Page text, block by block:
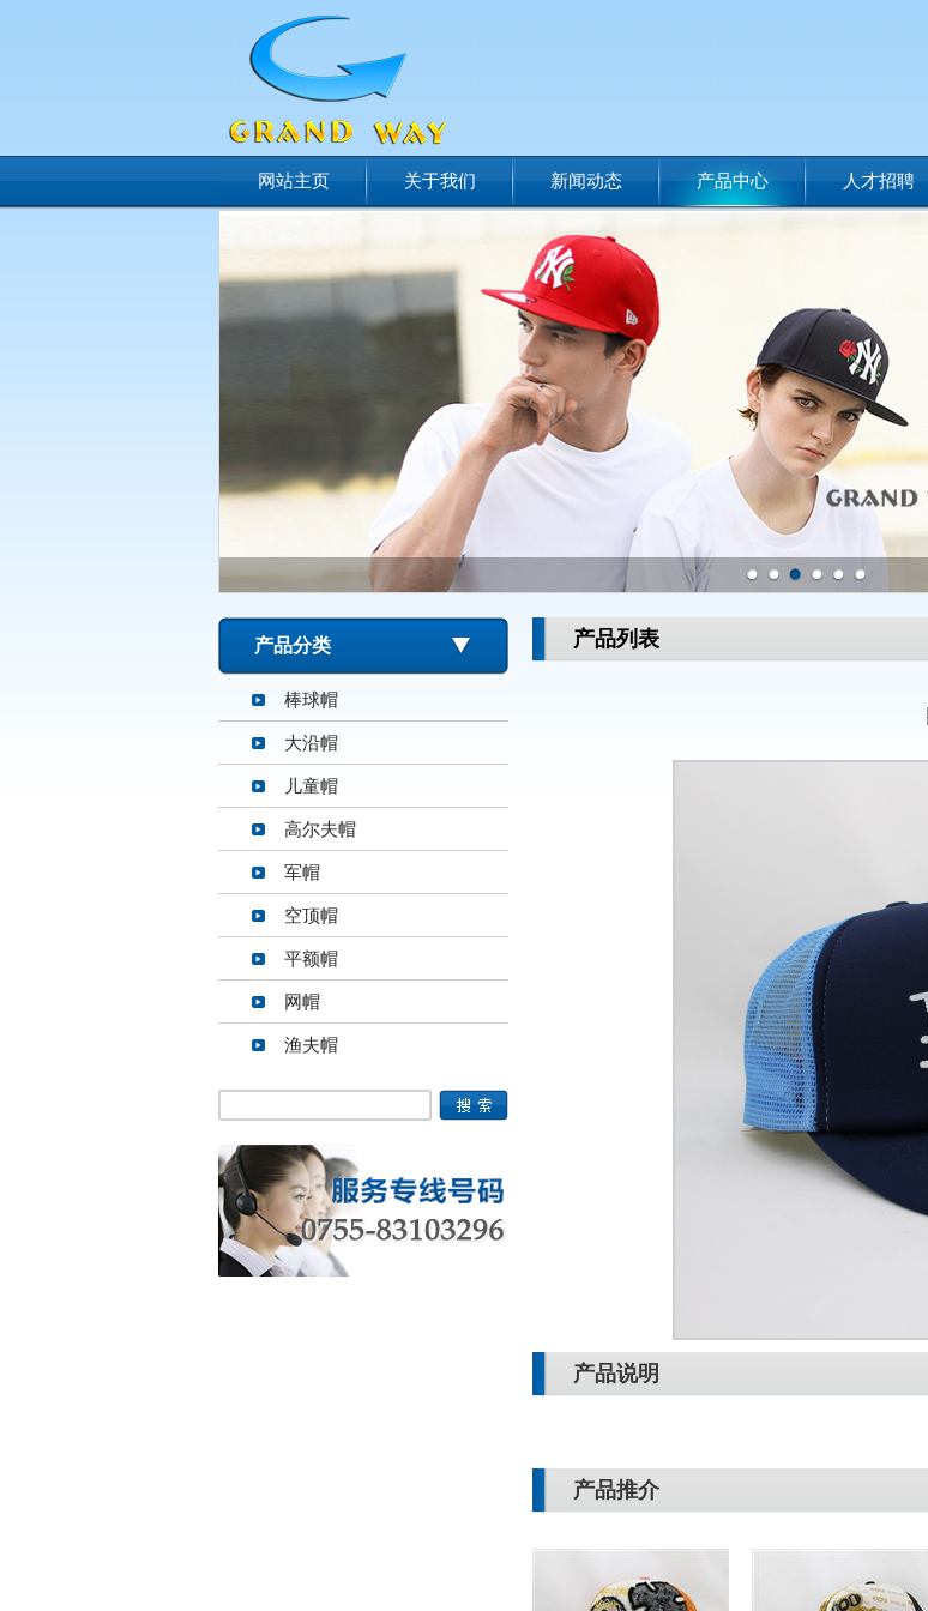
网站主页 关于我们 新闻动态 产品中心 人才招聘
产品分类
棒球帽
大沿帽
儿童帽
高尔夫帽
军帽
空顶帽
平额帽
网帽
渔夫帽
产品列表
产品说明
产品推介